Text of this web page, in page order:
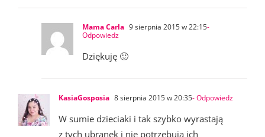
Mama Carla 9 sierpnia 2015 w 22:15-
Odpowiedz
Dziękuję 🙂
KasiaGosposia 8 sierpnia 2015 w 20:35- Odpowiedz
W sumie dzieciaki i tak szybko wyrastają
z tych ubranek i nie potrzebują ich